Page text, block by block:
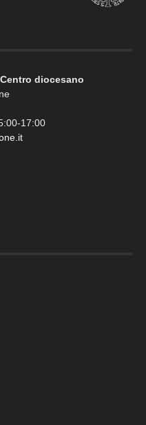
diocesano
17:00